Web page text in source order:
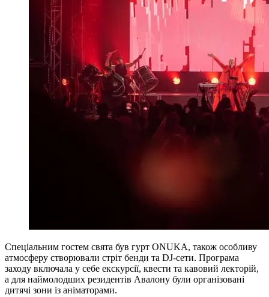
Спеціальним гостем свята був гурт ONUKA, також особливу
атмосферу створювали стріт бенди та DJ-сети. Програма
заходу включала у себе екскурсії, квести та кавовий лекторій,
а для наймолодших резидентів Авалону були організовані
дитячі зони із аніматорами.